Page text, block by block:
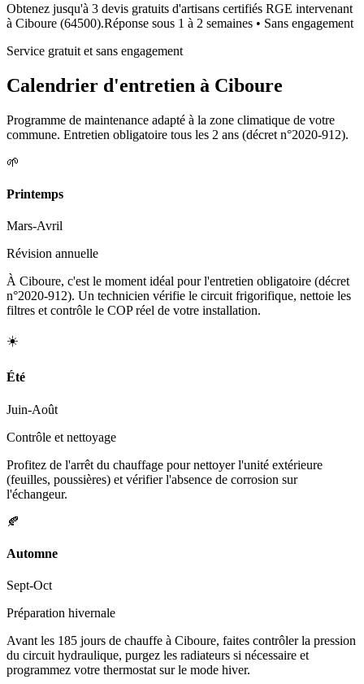
Obtenez jusqu'à 3 devis gratuits d'artisans certifiés RGE intervenant
à Ciboure (64500).Réponse sous 1 à 2 semaines • Sans engagement
Service gratuit et sans engagement
Calendrier d'entretien à Ciboure
Programme de maintenance adapté à la zone climatique de votre
commune. Entretien obligatoire tous les 2 ans (décret n°2020-912).
🌱
Printemps
Mars-Avril
Révision annuelle
À Ciboure, c'est le moment idéal pour l'entretien obligatoire (décret
n°2020-912). Un technicien vérifie le circuit frigorifique, nettoie les
filtres et contrôle le COP réel de votre installation.
☀️
Été
Juin-Août
Contrôle et nettoyage
Profitez de l'arrêt du chauffage pour nettoyer l'unité extérieure
(feuilles, poussières) et vérifier l'absence de corrosion sur
l'échangeur.
🍂
Automne
Sept-Oct
Préparation hivernale
Avant les 185 jours de chauffe à Ciboure, faites contrôler la pression
du circuit hydraulique, purgez les radiateurs si nécessaire et
programmez votre thermostat sur le mode hiver.